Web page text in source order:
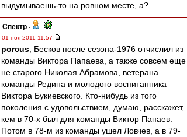
выдумываешь-то на ровном месте, а?
Спектр -
01 ноя 2011 11:57
porcus , Бесков после сезона-1976 отчислил из
команды Виктора Папаева, а также совсем еще
не старого Николая Абрамова, ветерана
команды Редина и молодого воспитанника
Виктора Букиевского. Кто-нибудь из того
поколения с удовольствием, думаю, расскажет,
кем в 70-х был для команды Виктор Папаев.
Потом в 78-м из команды ушел Ловчев, а в 79-